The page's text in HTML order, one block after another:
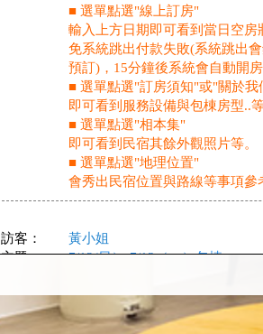
■ 選單點選"線上訂房"
輸入上方日期即可看到當日空
免系統跳出付款失敗(系統跳出
預訂)，15分鐘後系統會自動開
■ 選單點選"訂房須知"或"關於我
即可看到服務設備與包棟房型..
■ 選單點選"相本集"
即可看到民宿其餘外觀照片等。
■ 選單點選"地理位置"
會秀出民宿位置與路線等事項參
訪客：
黃小姐
主題：
7/12(日）-7/13（一）包棟
回覆：
好的，民宿已看到訂單。